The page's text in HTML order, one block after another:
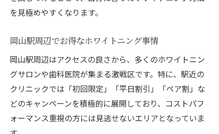
を見極めやすくなります。
岡山駅周辺でお得なホワイトニング事情
岡山駅周辺はアクセスの良さから、多くのホワイトニン
グサロンや歯科医院が集まる激戦区です。特に、駅近の
クリニックでは「初回限定」「平日割引」「ペア割」な
どのキャンペーンを積極的に展開しており、コストパフ
ォーマンス重視の方には見逃せないエリアとなっていま